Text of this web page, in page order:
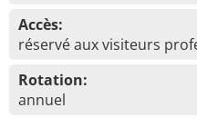
Accès:
réservé aux visiteurs
Rotation:
annuel